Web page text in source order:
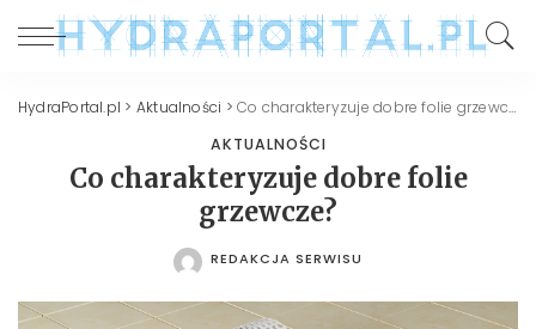
HydraPortal.pl > Aktualności >Co charakteryzuje dobre folie grzewcze?
AKTUALNOŚCI
Co charakteryzuje dobre folie
grzewcze?
POSTED
REDAKCJA SERWISU